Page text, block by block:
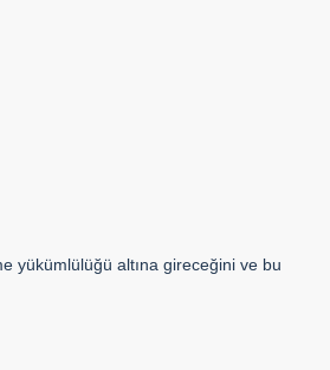
yükümlülüğü altına gireceğini ve bu